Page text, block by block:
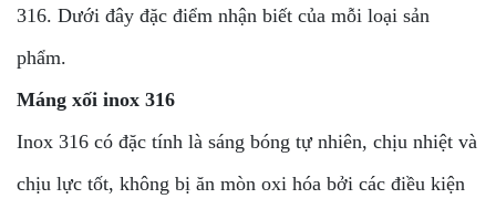
316. Dưới đây đặc điểm nhận biết của mỗi loại sản
phẩm.
Máng xối inox 316
Inox 316 có đặc tính là sáng bóng tự nhiên, chịu nhiệt và
chịu lực tốt, không bị ăn mòn oxi hóa bởi các điều kiện